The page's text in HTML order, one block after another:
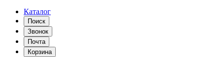
Каталог
Поиск
Звонок
Почта
Корзина